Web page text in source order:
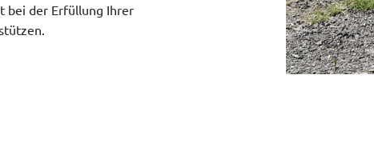
bei der Erfüllung Ihrer